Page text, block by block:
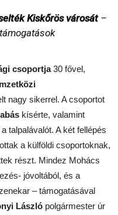
Kiskőrös városát–
csoportja30 fővel,
nagy sikerrel. A csoportot
kísérte, valamint
talpalávalót. A két fellépés
a külföldi csoportoknak,
részt. Mindez Mohács
jóvoltából, és a
– támogatásával
László polgármester úr